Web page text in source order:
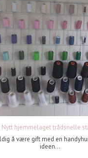
Nytt hjemmelaget trådsnelle
å være gift med en
ideen...